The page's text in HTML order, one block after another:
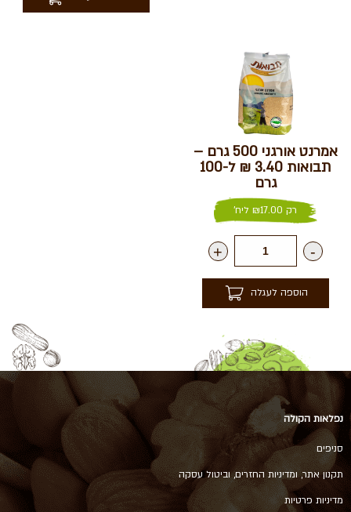
אמרנט אורגני 500 גרם –
תבואות 3.40 ₪ ל-100
גרם
רק ₪17.00 ליח'
-
+
הוספה לעגלה
נפלאות הקולה
סניפים
תקנון אתר, ומדיניות החזרים, וביטול עסקה
מדיניות פרטיות